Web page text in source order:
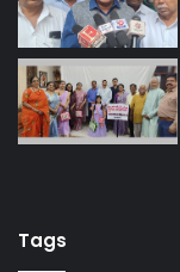
Tags